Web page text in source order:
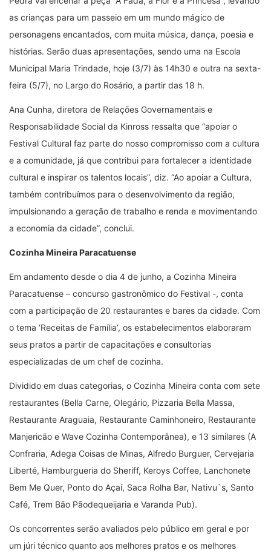
as crianças para um passeio em um mundo mágico de
personagens encantados, com muita música, dança, poesia e
histórias. Serão duas apresentações, sendo uma na Escola
Municipal Maria Trindade, hoje (3/7) às 14h30 e outra na sexta-
feira (5/7), no Largo do Rosário, a partir das 18 h.
Ana Cunha, diretora de Relações Governamentais e
Responsabilidade Social da Kinross ressalta que “apoiar o
Festival Cultural faz parte do nosso compromisso com a cultura
e a comunidade, já que contribui para fortalecer a identidade
cultural e inspirar os talentos locais”, diz. “Ao apoiar a Cultura,
também contribuímos para o desenvolvimento da região,
impulsionando a geração de trabalho e renda e movimentando
a economia da cidade”, conclui.
Cozinha Mineira Paracatuense
Em andamento desde o dia 4 de junho, a Cozinha Mineira
Paracatuense – concurso gastronômico do Festival -, conta
com a participação de 20 restaurantes e bares da cidade. Com
o tema ‘Receitas de Família’, os estabelecimentos elaboraram
seus pratos a partir de capacitações e consultorias
especializadas de um chef de cozinha.
Dividido em duas categorias, o Cozinha Mineira conta com sete
restaurantes (Bella Carne, Olegário, Pizzaria Bella Massa,
Restaurante Araguaia, Restaurante Caminhoneiro, Restaurante
Manjericão e Wave Cozinha Contemporânea), e 13 similares (A
Confraria, Adega Coisas de Minas, Alfredo Burguer, Cervejaria
Liberté, Hamburgueria do Sheriff, Keroys Coffee, Lanchonete
Bem Me Quer, Ponto do Açaí, Saca Rolha Bar, Nativu`s, Santo
Café, Trem Bão Pãodequeijaria e Varanda Pub).
Os concorrentes serão avaliados pelo público em geral e por
um júri técnico quanto aos melhores pratos e os melhores